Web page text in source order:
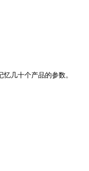
几十个产品的参数。